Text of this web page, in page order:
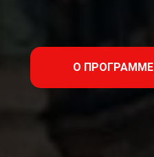
О ПРОГРАММЕ